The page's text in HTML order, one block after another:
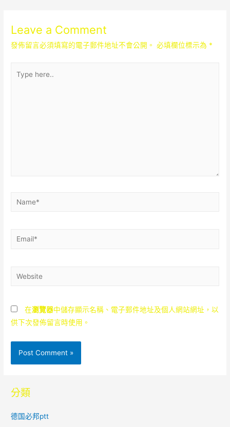
覽
Leave a Comment
發佈留言必須填寫的電子郵件地址不會公開。 必填欄位標示為 *
here..
Name*
Email*
Website
在瀏覽器中儲存顯示名稱、電子郵件地址及個人網站網址，以
供下次發佈留言時使用。
分類
德国必邦ptt